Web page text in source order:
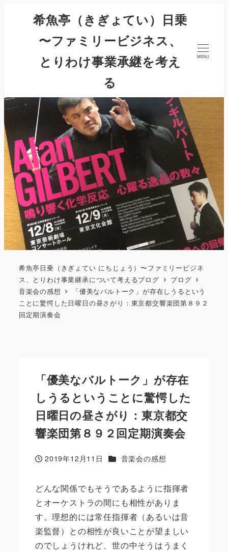
希魚亭（きぎょてい）日乗
〜ファミリービジネス、
とりわけ事業承継を考え
る
MENU
希魚亭日乗（きぎょてい にちじょう）〜ファミリービジネ
ス、とりわけ事業継承について考えるブログ
ブログ
音楽会の感想
「優美なバルトーク」が存在しうるという
ことに驚愕した日曜日の昼さがり：東京都交響楽団第８９２
回定期演奏会
「優美なバルトーク」が存在
しうるということに驚愕した
日曜日の昼さがり：東京都交
響楽団第８９２回定期演奏会
投稿日
2019年12月11日 カテゴリー
音楽会の感想
どんな関係でもそうであるように指揮者
とオーケストラの間にも相性がありま
す。理想的には常任指揮者（あるいは音
楽監督）との相性が良いことが望ましい
のでしょうけれど、世の中そうはうまく